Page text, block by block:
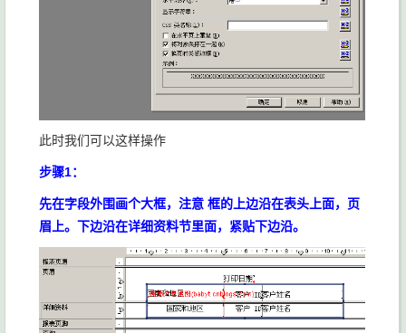
此时我们可以这样操作
步骤1：
先在字段外围画个大框，注意 框的上边沿在表头上面，页
眉上。下边沿在详细资料节里面，紧贴下边沿。